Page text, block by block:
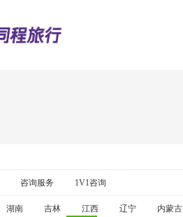
咨询服务 1V1咨询
湖南 吉林 江西 辽宁 内蒙古